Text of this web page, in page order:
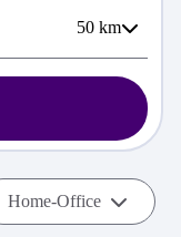
50 km
Home-Office